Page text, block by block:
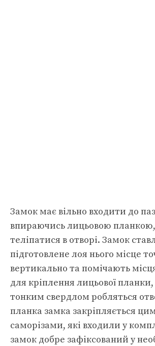
Замок має вільно входити до
впираючись лицьовою
теліпатися в отворі. Замок
підготовлене лоя нього місце
вертикально та помічають
для кріплення лицьової планки,
тонким свердлом робляться
планка замка закріпляється
саморізами, які входили у
замок добре зафіксований у